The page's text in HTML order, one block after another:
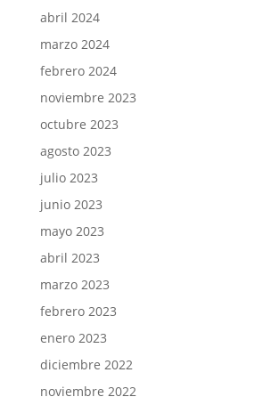
abril 2024
marzo 2024
febrero 2024
noviembre 2023
octubre 2023
agosto 2023
julio 2023
junio 2023
mayo 2023
abril 2023
marzo 2023
febrero 2023
enero 2023
diciembre 2022
noviembre 2022